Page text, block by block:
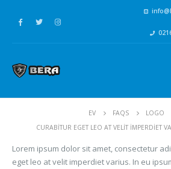
EV FAQS
LOGO
CURABITUR EGET LEO AT VELIT IMPERDIET
Lorem ipsum dolor sit amet, consectetur
eget leo at velit imperdiet varius. In eu